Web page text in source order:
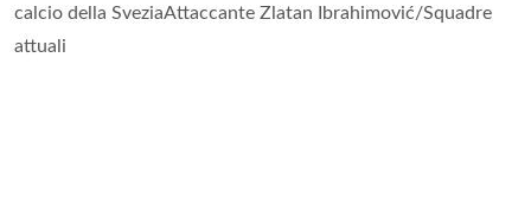
calcio della SveziaAttaccante Zlatan Ibrahimović/Squadre
attuali